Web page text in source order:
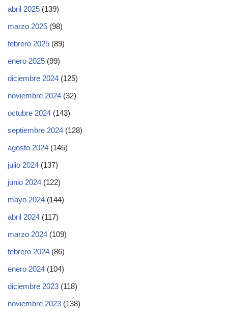
abril 2025 (139)
marzo 2025 (98)
febrero 2025 (89)
enero 2025 (99)
diciembre 2024 (125)
noviembre 2024 (32)
octubre 2024 (143)
septiembre 2024 (128)
agosto 2024 (145)
julio 2024 (137)
junio 2024 (122)
mayo 2024 (144)
abril 2024 (117)
marzo 2024 (109)
febrero 2024 (86)
enero 2024 (104)
diciembre 2023 (118)
noviembre 2023 (138)